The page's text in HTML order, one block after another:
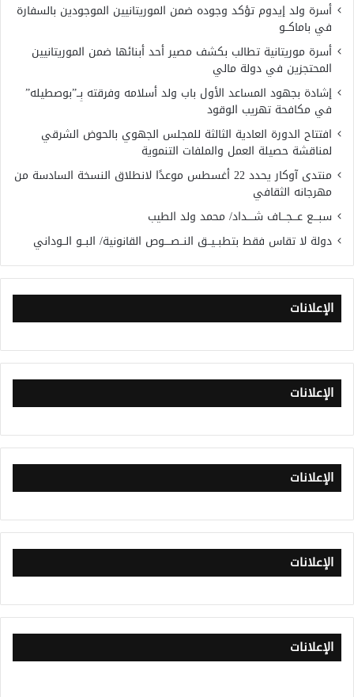
أسرة ولد إيدوم تؤكد وجوده ضمن الموريتانيين الموجودين بالسفارة
في باماكــو
أسرة موريتانية تطالب بكشف مصير أحد أبنائها ضمن الموريتانيين
المحتجزين في دولة مالي
إشادة بجهود المساعد الأول باب ولد أسلامه وفرقته بِــ”بوصطيله”
في مكافحة تهريب الوقود
افتتاح الدورة العادية الثالثة للمجلس الجهوي بالحوض الشرقي
لمناقشة حصيلة العمل والملفات التنموية
منتدى آوكار يحدد 22 أغسطس موعدًا لانطلاق النسخة السادسة من
مهرجانه الثقافي
سبـــع عـــجـــاف شــــداد/ محمد ولد الطيب
دولة لا تقاس فقط بتطبــيــق النــصــــوص القانونية/ البــو الــوداني
الإعلانات
الإعلانات
الإعلانات
الإعلانات
الإعلانات